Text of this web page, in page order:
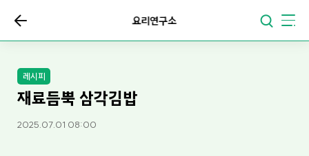
요리연구소
레시피
재료듬뿍 삼각김밥
2025.07.01 08:00